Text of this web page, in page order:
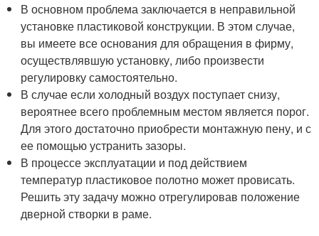
В основном проблема заключается в неправильной
установке пластиковой конструкции. В этом случае,
вы имеете все основания для обращения в фирму,
осуществлявшую установку, либо произвести
регулировку самостоятельно.
В случае если холодный воздух поступает снизу,
вероятнее всего проблемным местом является порог.
Для этого достаточно приобрести монтажную пену, и с
ее помощью устранить зазоры.
В процессе эксплуатации и под действием
температур пластиковое полотно может провисать.
Решить эту задачу можно отрегулировав положение
дверной створки в раме.